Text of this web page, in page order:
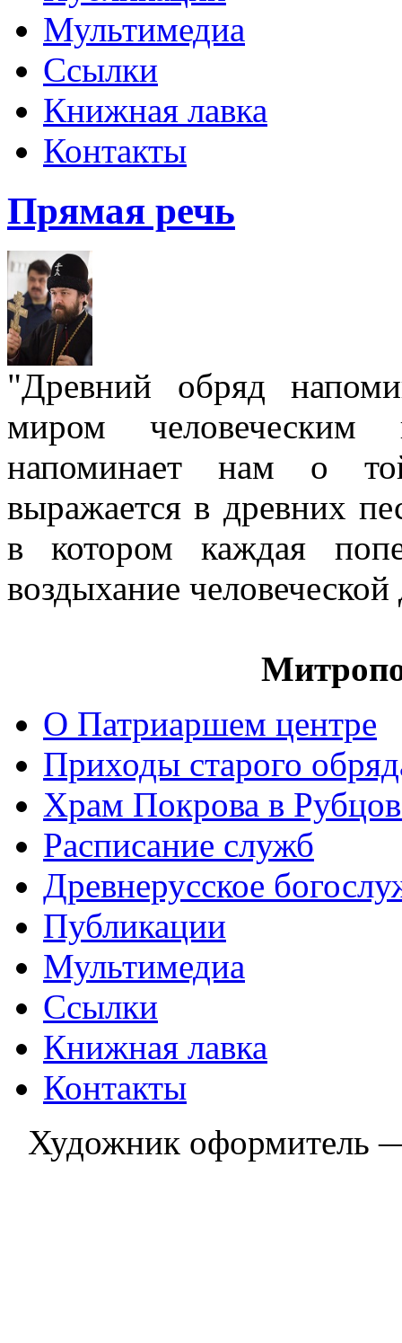
Мультимедиа
Ссылки
Книжная лавка
Контакты
Прямая речь
"Древний обряд
миром
напоминает нам о
выражается в древних
в котором каждая
воздыхание
О Патриаршем центре
Приходы старого
Храм Покрова в
Расписание служб
Древнерусское
Публикации
Мультимедиа
Ссылки
Книжная лавка
Контакты
Художник оформитель